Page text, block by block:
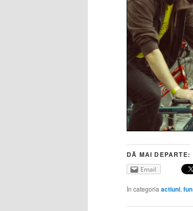
DĂ MAI DEPARTE:
Email
În categoria actiuni, fun